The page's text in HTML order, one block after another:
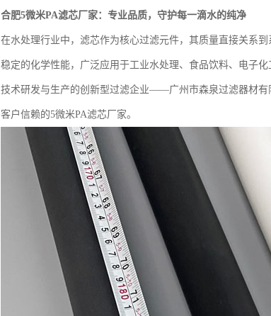
合肥5微米PA滤芯厂家：专业品质，守护每一滴水的纯净
在水处理行业中，滤芯作为核心过滤元件，其质量直接关系
稳定的化学性能，广泛应用于工业水处理、食品饮料、电子
技术研发与生产的创新型过滤企业——广州市森泉过滤器材有
客户信赖的5微米PA滤芯厂家。